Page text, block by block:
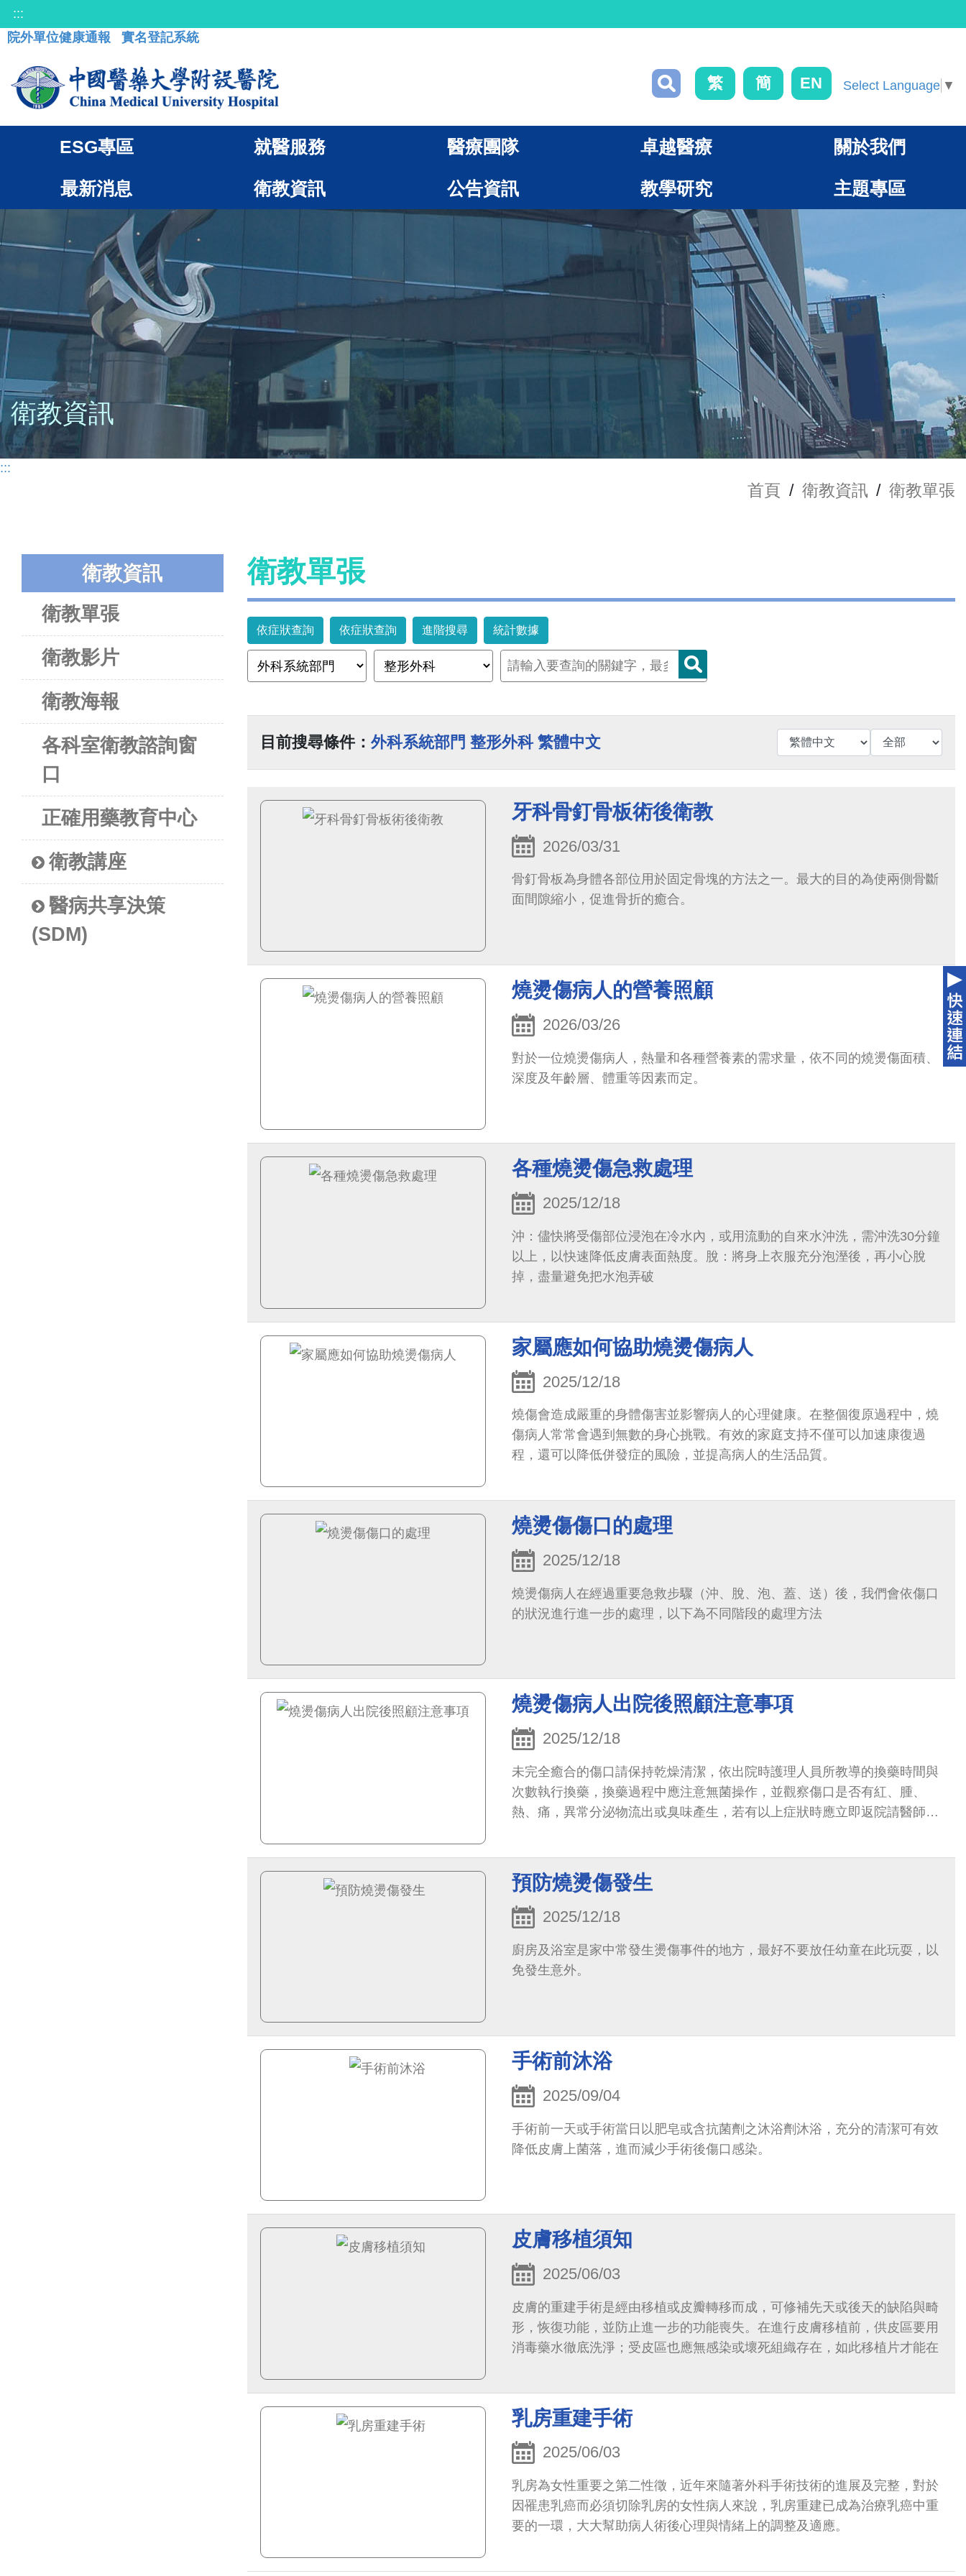
:::
院外單位健康通報
實名登記系統
繁 簡 EN Select Language ▼
ESG專區 就醫服務 醫療團隊 卓越醫療 關於我們
最新消息 衛教資訊 公告資訊 教學研究 主題專區
衛教資訊
:::
首頁 / 衛教資訊 / 衛教單張
衛教資訊
衛教單張
衛教影片
衛教海報
各科室衛教諮詢窗
口
正確用藥教育中心
衛教講座
醫病共享決策
(SDM)
衛教單張
依症狀查詢 依症狀查詢 進階搜尋 統計數據
目前搜尋條件： 外科系統部門 整形外科 繁體中文
牙科骨釘骨板術後衛教
2026/03/31
骨釘骨板為身體各部位用於固定骨塊的方法之一。最大的目的為使兩側骨斷
面間隙縮小，促進骨折的癒合。
燒燙傷病人的營養照顧
2026/03/26
對於一位燒燙傷病人，熱量和各種營養素的需求量，依不同的燒燙傷面積、
深度及年齡層、體重等因素而定。
各種燒燙傷急救處理
2025/12/18
沖：儘快將受傷部位浸泡在冷水內，或用流動的自來水沖洗，需沖洗30分鐘
以上，以快速降低皮膚表面熱度。脫：將身上衣服充分泡溼後，再小心脫
掉，盡量避免把水泡弄破
家屬應如何協助燒燙傷病人
2025/12/18
燒傷會造成嚴重的身體傷害並影響病人的心理健康。在整個復原過程中，燒
傷病人常常會遇到無數的身心挑戰。有效的家庭支持不僅可以加速康復過
程，還可以降低併發症的風險，並提高病人的生活品質。
燒燙傷傷口的處理
2025/12/18
燒燙傷病人在經過重要急救步驟（沖、脫、泡、蓋、送）後，我們會依傷口
的狀況進行進一步的處理，以下為不同階段的處理方法
燒燙傷病人出院後照顧注意事項
2025/12/18
未完全癒合的傷口請保持乾燥清潔，依出院時護理人員所教導的換藥時間與
次數執行換藥，換藥過程中應注意無菌操作，並觀察傷口是否有紅、腫、
熱、痛，異常分泌物流出或臭味產生，若有以上症狀時應立即返院請醫師檢
預防燒燙傷發生
2025/12/18
廚房及浴室是家中常發生燙傷事件的地方，最好不要放任幼童在此玩耍，以
免發生意外。
手術前沐浴
2025/09/04
手術前一天或手術當日以肥皂或含抗菌劑之沐浴劑沐浴，充分的清潔可有效
降低皮膚上菌落，進而減少手術後傷口感染。
皮膚移植須知
2025/06/03
皮膚的重建手術是經由移植或皮瓣轉移而成，可修補先天或後天的缺陷與畸
形，恢復功能，並防止進一步的功能喪失。在進行皮膚移植前，供皮區要用
消毒藥水徹底洗淨；受皮區也應無感染或壞死組織存在，如此移植片才能在
乳房重建手術
2025/06/03
乳房為女性重要之第二性徵，近年來隨著外科手術技術的進展及完整，對於
因罹患乳癌而必須切除乳房的女性病人來說，乳房重建已成為治療乳癌中重
要的一環，大大幫助病人術後心理與情緒上的調整及適應。